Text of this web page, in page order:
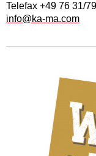
Telefax +49 76 31/
info@ka-ma.com